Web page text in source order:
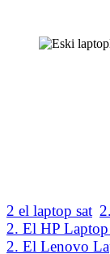
2 el laptop sat
2. El HP Laptop
2. El Lenovo